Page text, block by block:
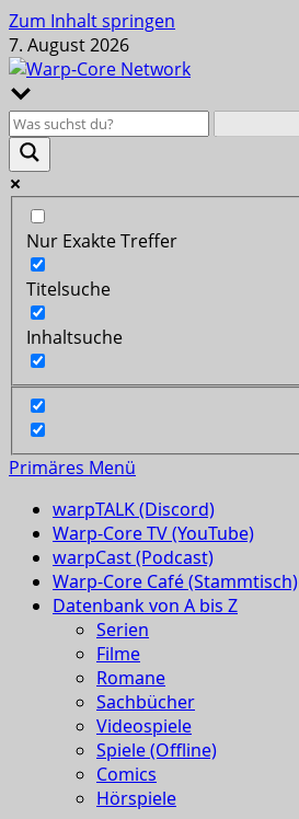
Zum Inhalt springen
7. August 2026
Nur Exakte Treffer
Titelsuche
Inhaltsuche
Primäres Menü
warpTALK (Discord)
Warp-Core TV (YouTube)
warpCast (Podcast)
Warp-Core Café (Stammtisch)
Datenbank von A bis Z
Serien
Filme
Romane
Sachbücher
Videospiele
Spiele (Offline)
Comics
Hörspiele